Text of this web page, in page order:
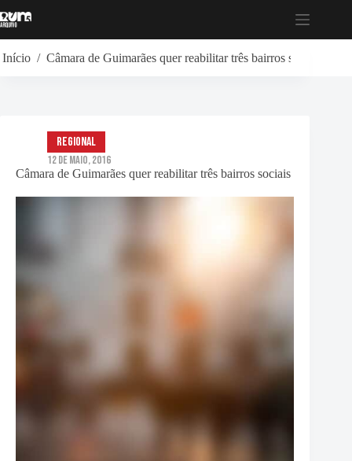
para
Início / Câmara de Guimarães quer reabilitar três bairros sociais
Câmara de Guimarães quer reabilitar três bairros sociais
Regional
12 de Maio, 2016